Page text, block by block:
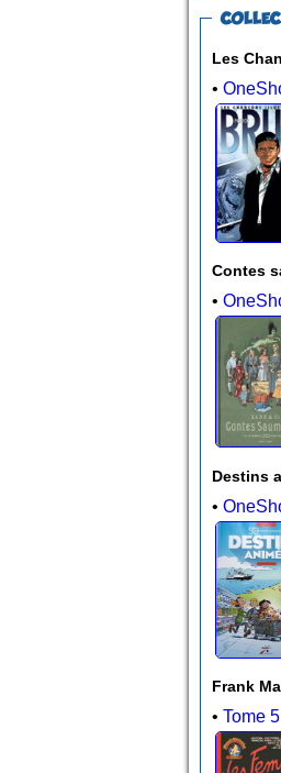
•
•
Destins
•
Frank
• Tome